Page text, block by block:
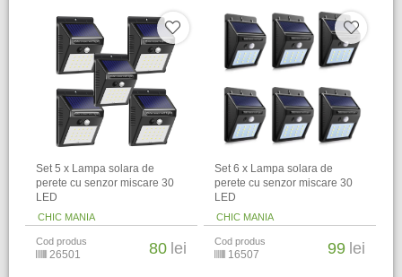
Set 5 x Lampa solara de
perete cu senzor miscare 30
LED
CHIC MANIA
Cod produs
26501 80 lei
Set 6 x Lampa solara de
perete cu senzor miscare 30
LED
CHIC MANIA
Cod produs
16507 99 lei